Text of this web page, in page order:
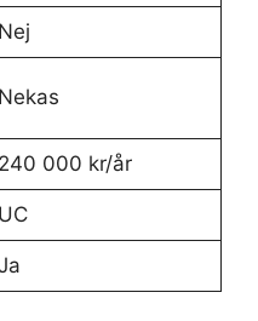
Nej
Nekas
240 000 kr/år
UC